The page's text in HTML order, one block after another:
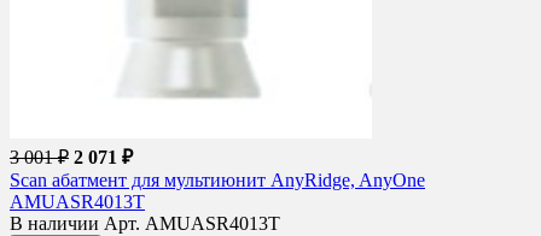
3 001 ₽ 2 071 ₽
Scan абатмент для мультиюнит AnyRidge, AnyOne
AMUASR4013T
В наличии Арт. AMUASR4013T